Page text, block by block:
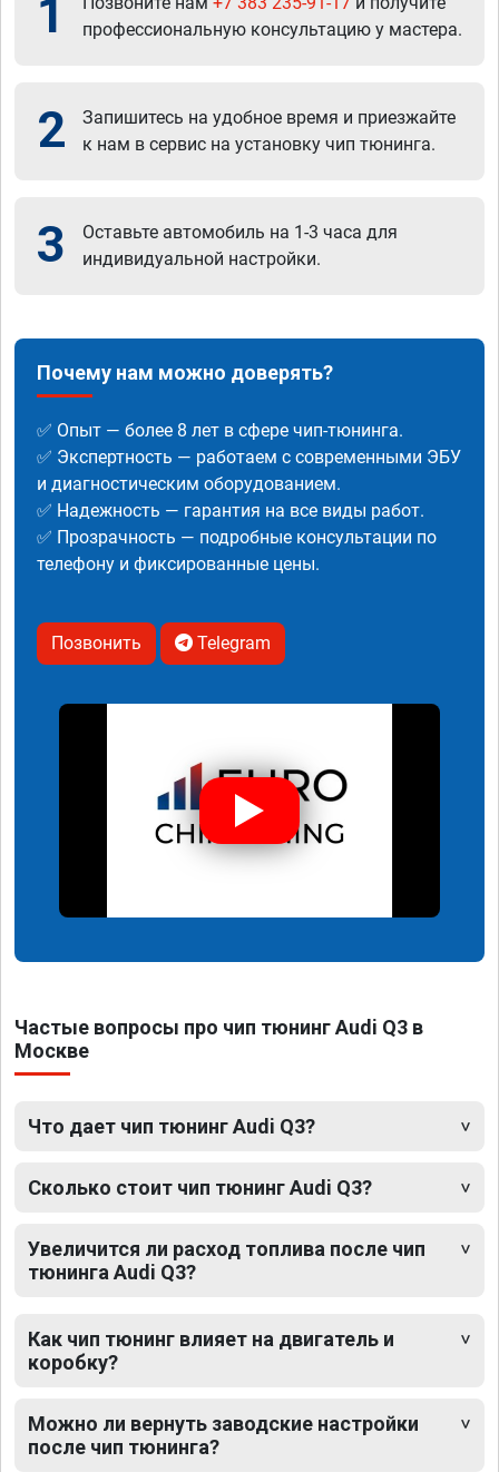
1
профессиональную консультацию у мастера.
2
Запишитесь на удобное время и приезжайте
к нам в сервис на установку чип тюнинга.
3
Оставьте автомобиль на 1-3 часа для
индивидуальной настройки.
Почему нам можно доверять?
✅ Опыт — более 8 лет в сфере чип-тюнинга.
✅ Экспертность — работаем с современными ЭБУ
и диагностическим оборудованием.
✅ Надежность — гарантия на все виды работ.
✅ Прозрачность — подробные консультации по
телефону и фиксированные цены.
Позвонить Telegram
Частые вопросы про чип тюнинг Audi Q3 в
Москве
Что дает чип тюнинг Audi Q3?
Сколько стоит чип тюнинг Audi Q3?
Увеличится ли расход топлива после чип
тюнинга Audi Q3?
Как чип тюнинг влияет на двигатель и
коробку?
Можно ли вернуть заводские настройки
после чип тюнинга?